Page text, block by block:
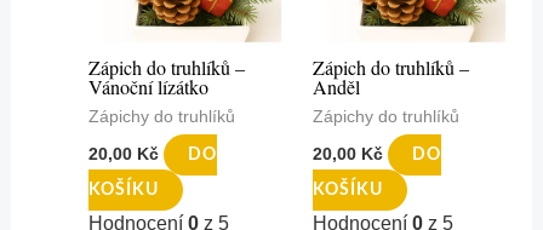
Zápich do truhlíků –
Vánoční lízátko
Zápichy do truhlíků
20,00 Kč DO
KOŠÍKU
Hodnocení 0z 5
Zápich do truhlíků –
Anděl
Zápichy do truhlíků
20,00 Kč DO
KOŠÍKU
Hodnocení 0 z 5